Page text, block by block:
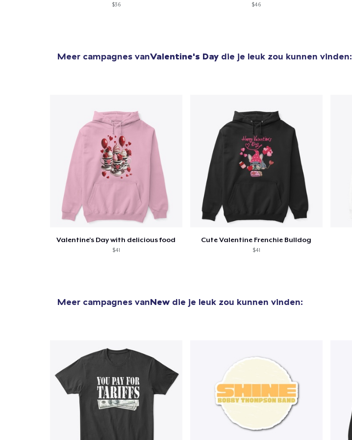
$36 $46
Meer campagnes vanValentine's Day die je leuk zou kunnen vinden:
Valentine's Day with delicious food
$41
Cute Valentine Frenchie Bulldog
$41
Meer campagnes vanNewdie je leuk zou kunnen vinden: